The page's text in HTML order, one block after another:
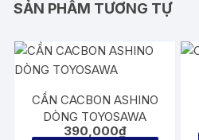
SẢN PHẨM TƯƠNG TỰ
CẦN CACBON ASHINO
DÒNG TOYOSAWA
390,000₫